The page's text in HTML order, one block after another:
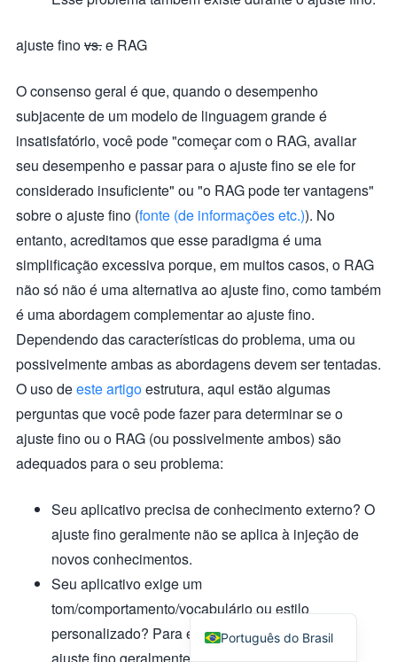
ajuste finovs.e RAG
O consenso geral é que, quando o desempenho
subjacente de um modelo de linguagem grande é
insatisfatório, você pode "começar com o RAG, avaliar
seu desempenho e passar para o ajuste fino se ele for
considerado insuficiente" ou "o RAG pode ter vantagens"
sobre o ajuste fino (fonte (de informações etc.)). No
entanto, acreditamos que esse paradigma é uma
simplificação excessiva porque, em muitos casos, o RAG
não só não é uma alternativa ao ajuste fino, como também
é uma abordagem complementar ao ajuste fino.
Dependendo das características do problema, uma ou
possivelmente ambas as abordagens devem ser tentadas.
O uso deeste artigoestrutura, aqui estão algumas
perguntas que você pode fazer para determinar se o
ajuste fino ou o RAG (ou possivelmente ambos) são
adequados para o seu problema:
Seu aplicativo precisa de conhecimento externo? O
ajuste fino geralmente não se aplica à injeção de
novos conhecimentos.
Seu aplicativo exige um
tom/comportamento/vocabulário ou estilo
personalizado? Para esses tipos de requisitos, o
Português do Brasil